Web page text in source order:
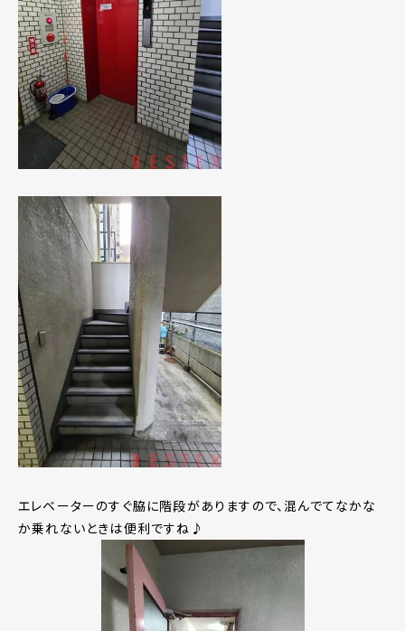
エレベーターのすぐ脇に階段がありますので、混んでてなかな
か乗れないときは便利ですね♪